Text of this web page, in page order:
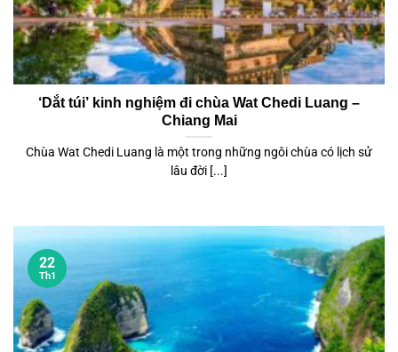
‘Dắt túi’ kinh nghiệm đi chùa Wat Chedi Luang –
Chiang Mai
Chùa Wat Chedi Luang là một trong những ngôi chùa có lịch sử
lâu đời [...]
22
Th1